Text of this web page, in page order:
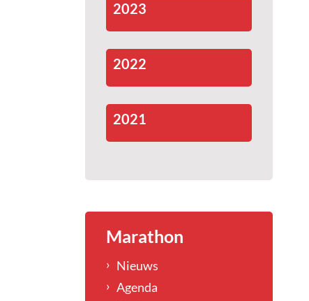
2023
2022
2021
Marathon
Nieuws
Agenda